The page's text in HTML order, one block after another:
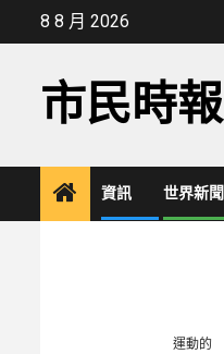
8 8 月 2026
市民時報
資訊 世界新聞
運動的